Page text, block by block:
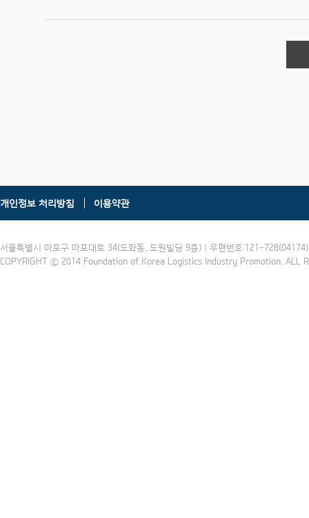
개인정보 처리방침 이용약관
서울특별시 마포구 마포대로 34(도화동, 도원빌딩 9층) | 우편번호:121-
COPYRIGHT ⓒ 2014 Foundation of Korea Logistics Industry Promotion. ALL